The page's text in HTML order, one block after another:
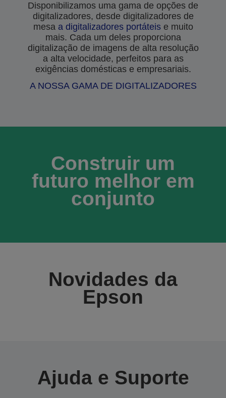
Disponibilizamos uma gama de opções de
digitalizadores, desde digitalizadores de
mesaa digitalizadores portáteise muito
mais. Cada um deles proporciona
digitalização de imagens de alta resolução
a alta velocidade, perfeitos para as
exigências domésticas e empresariais.
A NOSSA GAMA DE DIGITALIZADORES
Construir um
futuro melhor em
conjunto
Novidades da
Epson
Ajuda e Suporte